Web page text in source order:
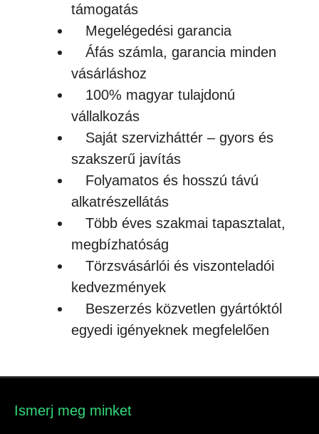
támogatás
Megelégedési garancia
Áfás számla, garancia minden
vásárláshoz
100% magyar tulajdonú
vállalkozás
Saját szervizháttér – gyors és
szakszerű javítás
Folyamatos és hosszú távú
alkatrészellátás
Több éves szakmai tapasztalat,
megbízhatóság
Törzsvásárlói és viszonteladói
kedvezmények
Beszerzés közvetlen gyártóktól
egyedi igényeknek megfelelően
Ismerj meg minket​